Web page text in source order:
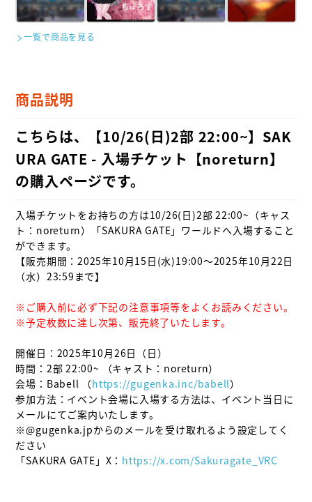
一覧で商品を見る
商品説明
こちらは、【10/26(日)2部 22:00~】SAK
URA GATE - 入場チケット【noreturn】
の購入ページです。
入場チケットをお持ちの方は10/26(日)2部 22:00~（キャス
ト：noreturn）「SAKURA GATE」ワールドへ入場すること
ができます。
【販売期間：2025年10月15日(水)19:00～2025年10月22日
（水）23:59まで】
※ご購入前に必ず下記の注意事項等をよくお読みください。
※予定枚数に達し次第、販売終了いたします。
開催日：2025年10月26日（日）
時間：2部 22:00~ （キャスト：noreturn）
会場：Babell （https://gugenka.inc/babell）
参加方法：イベント会場に入場する方法は、イベント当日に
メールにてご案内いたします。
※@gugenka.jpからのメールを受け取れるよう設定してく
ださい
「SAKURA GATE」X： https://x.com/Sakuragate_VRC